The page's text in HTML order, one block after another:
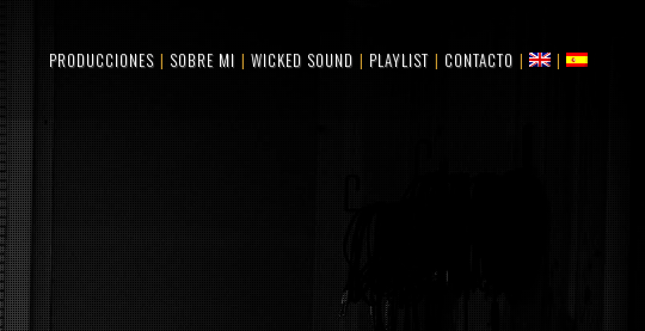
PRODUCCIONES SOBRE MI WICKED SOUND PLAYLIST CONTACTO